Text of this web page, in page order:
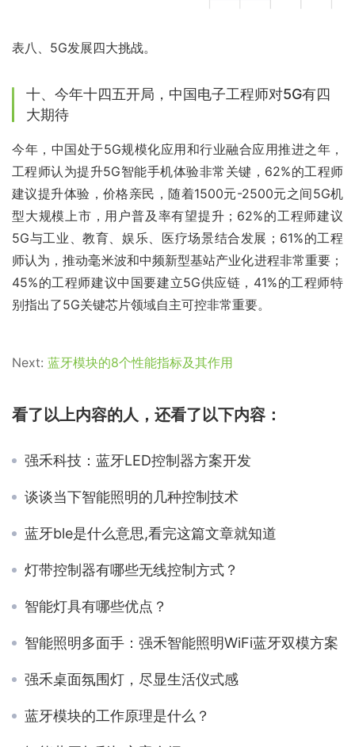
表八、5G发展四大挑战。
十、今年十四五开局，中国电子工程师对5G有四
大期待
今年，中国处于5G规模化应用和行业融合应用推进之年，
工程师认为提升5G智能手机体验非常关键，62%的工程师
建议提升体验，价格亲民，随着1500元-2500元之间5G机
型大规模上市，用户普及率有望提升；62%的工程师建议
5G与工业、教育、娱乐、医疗场景结合发展；61%的工程
师认为，推动毫米波和中频新型基站产业化进程非常重要；
45%的工程师建议中国要建立5G供应链，41%的工程师特
别指出了5G关键芯片领域自主可控非常重要。
Next: 蓝牙模块的8个性能指标及其作用
看了以上内容的人，还看了以下内容：
强禾科技：蓝牙LED控制器方案开发
谈谈当下智能照明的几种控制技术
蓝牙ble是什么意思,看完这篇文章就知道
灯带控制器有哪些无线控制方式？
智能灯具有哪些优点？
智能照明多面手：强禾智能照明WiFi蓝牙双模方案
强禾桌面氛围灯，尽显生活仪式感
蓝牙模块的工作原理是什么？